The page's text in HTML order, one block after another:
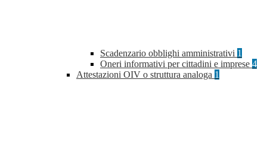
Scadenzario obblighi amministrativi 1
Oneri informativi per cittadini e imprese 4
Attestazioni OIV o struttura analoga 1